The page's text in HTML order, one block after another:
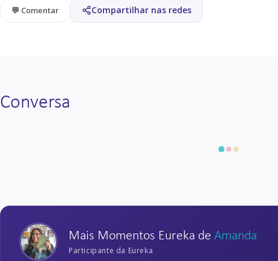
💬 Comentar Compartilhar nas redes
Conversa
Mais Momentos Eureka de Amanda
Participante da Eureka